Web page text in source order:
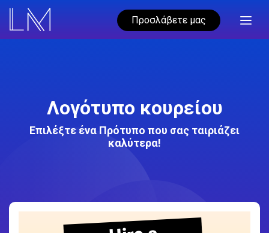
Προσλάβετε μας
Λογότυπο κουρείου
Επιλέξτε ένα Πρότυπο που σας ταιριάζει
καλύτερα!